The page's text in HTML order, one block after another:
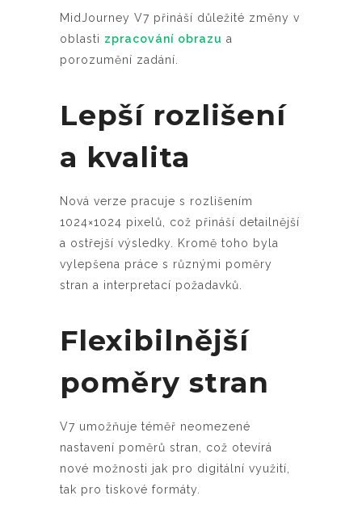
MidJourney V7 přináší důležité změny v
oblasti zpracování obrazu a
porozumění zadání.
Lepší rozlišení
a kvalita
Nová verze pracuje s rozlišením
1024×1024 pixelů, což přináší detailnější
a ostřejší výsledky. Kromě toho byla
vylepšena práce s různými poměry
stran a interpretací požadavků.
Flexibilnější
poměry stran
V7 umožňuje téměř neomezené
nastavení poměrů stran, což otevírá
nové možnosti jak pro digitální využití,
tak pro tiskové formáty.